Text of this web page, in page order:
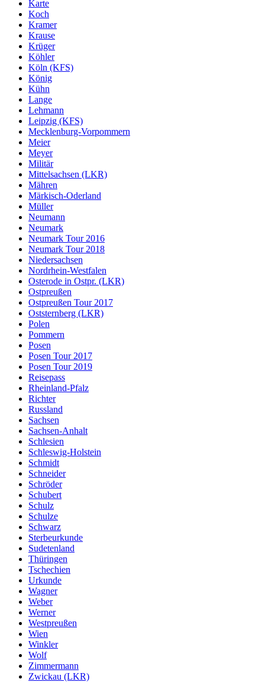
Karte
Koch
Kramer
Krause
Krüger
Köhler
Köln (KFS)
König
Kühn
Lange
Lehmann
Leipzig (KFS)
Mecklenburg-Vorpommern
Meier
Meyer
Militär
Mittelsachsen (LKR)
Mähren
Märkisch-Oderland
Müller
Neumann
Neumark
Neumark Tour 2016
Neumark Tour 2018
Niedersachsen
Nordrhein-Westfalen
Osterode in Ostpr. (LKR)
Ostpreußen
Ostpreußen Tour 2017
Oststernberg (LKR)
Polen
Pommern
Posen
Posen Tour 2017
Posen Tour 2019
Reisepass
Rheinland-Pfalz
Richter
Russland
Sachsen
Sachsen-Anhalt
Schlesien
Schleswig-Holstein
Schmidt
Schneider
Schröder
Schubert
Schulz
Schulze
Schwarz
Sterbeurkunde
Sudetenland
Thüringen
Tschechien
Urkunde
Wagner
Weber
Werner
Westpreußen
Wien
Winkler
Wolf
Zimmermann
Zwickau (LKR)